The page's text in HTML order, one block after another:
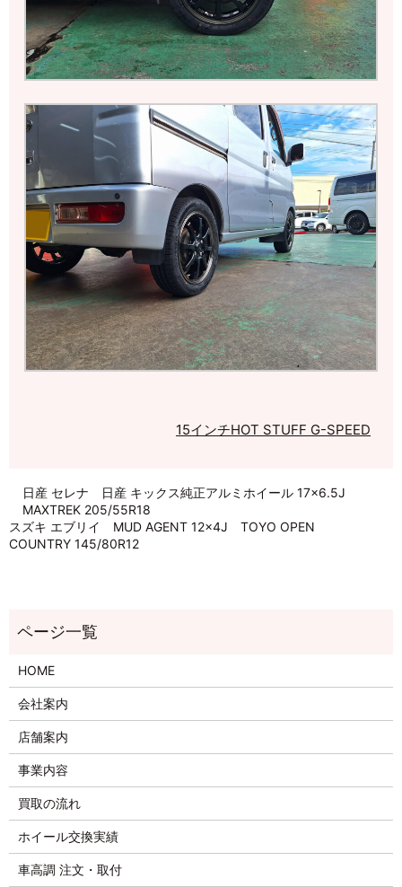
15インチHOT STUFF G-SPEED
日産 セレナ 日産 キックス純正アルミホイール 17×6.5J
MAXTREK 205/55R18
スズキ エブリイ MUD AGENT 12×4J TOYO OPEN
COUNTRY 145/80R12
HOME
会社案内
店舗案内
事業内容
買取の流れ
ホイール交換実績
車高調 注文・取付